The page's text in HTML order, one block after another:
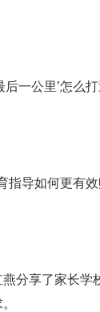
后一公里’怎
指导如何更
分享了家长